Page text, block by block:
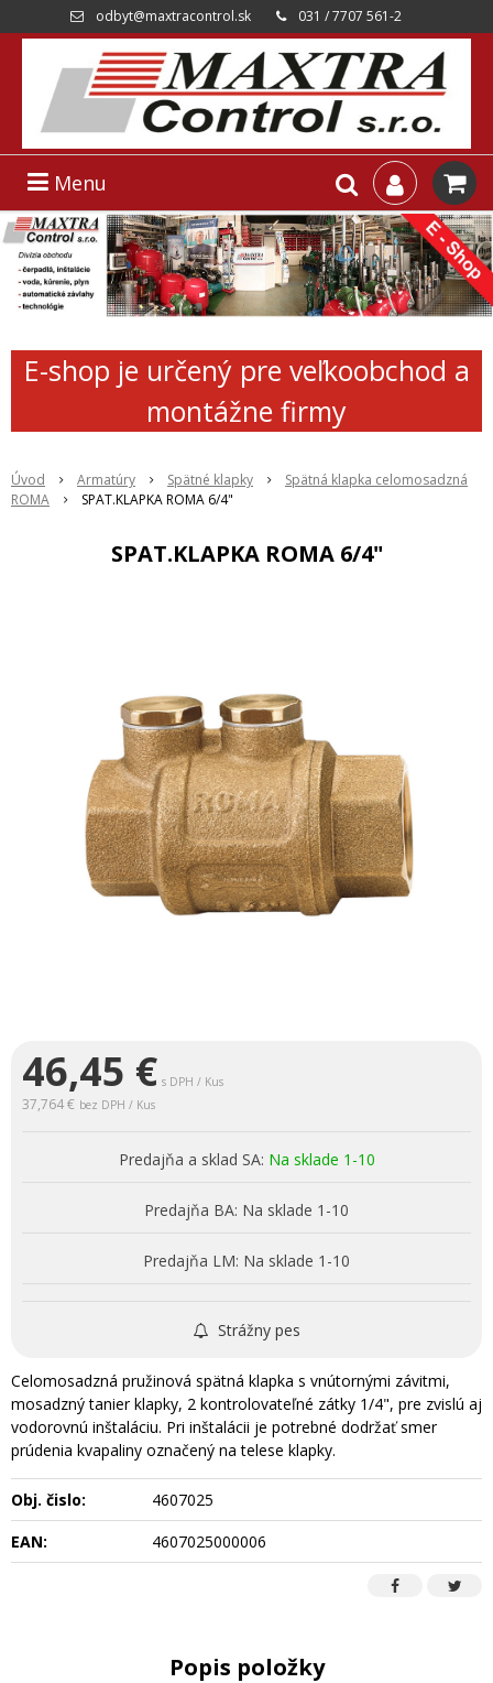
odbyt@maxtracontrol.sk 031 / 7707 561-2
Menu
E-shop je určený pre veľkoobchod a
montážne firmy
Úvod Armatúry Spätné klapky
Spätná klapka celomosadzná
ROMA
SPAT.KLAPKA ROMA 6/4"
SPAT.KLAPKA ROMA 6/4"
46,45 € s DPH / Kus
37,764 € bez DPH / Kus
Predajňa a sklad SA: Na sklade 1-10
Predajňa BA: Na sklade 1-10
Predajňa LM: Na sklade 1-10
Strážny pes
Celomosadzná pružinová spätná klapka s vnútornými závitmi,
mosadzný tanier klapky, 2 kontrolovateľné zátky 1/4", pre zvislú aj
vodorovnú inštaláciu. Pri inštalácii je potrebné dodržať smer
prúdenia kvapaliny označený na telese klapky.
Obj. čislo:
4607025
EAN:
4607025000006
Popis položky